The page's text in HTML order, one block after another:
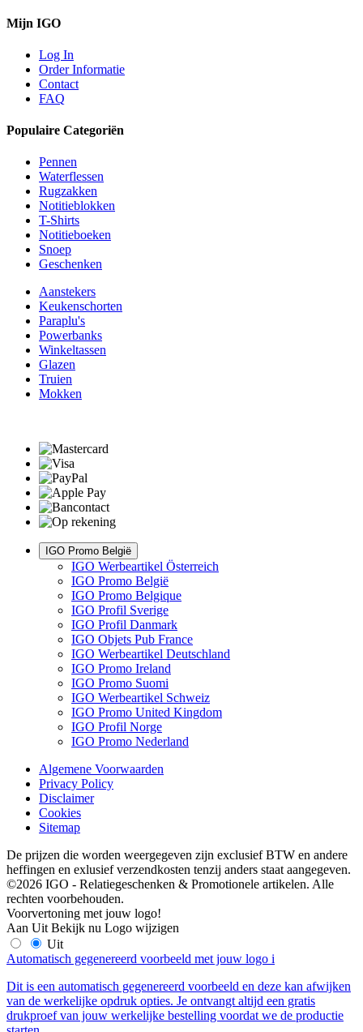
Mijn IGO
Log In
Order Informatie
Contact
FAQ
Populaire Categoriën
Pennen
Waterflessen
Rugzakken
Notitieblokken
T-Shirts
Notitieboeken
Snoep
Geschenken
Aanstekers
Keukenschorten
Paraplu's
Powerbanks
Winkeltassen
Glazen
Truien
Mokken
IGO Promo België
IGO Werbeartikel Österreich
IGO Promo België
IGO Promo Belgique
IGO Profil Sverige
IGO Profil Danmark
IGO Objets Pub France
IGO Werbeartikel Deutschland
IGO Promo Ireland
IGO Promo Suomi
IGO Werbeartikel Schweiz
IGO Promo United Kingdom
IGO Profil Norge
IGO Promo Nederland
Algemene Voorwaarden
Privacy Policy
Disclaimer
Cookies
Sitemap
De prijzen die worden weergegeven zijn exclusief BTW en andere
heffingen en exlusief verzendkosten tenzij anders staat aangegeven.
©2026 IGO - Relatiegeschenken & Promotionele artikelen. Alle
rechten voorbehouden.
Voorvertoning met jouw logo!
Aan Uit Bekijk nu Logo wijzigen
Uit
Automatisch gegenereerd voorbeeld met jouw logo i
Dit is een automatisch gegenereerd voorbeeld en deze kan afwijken
van de werkelijke opdruk opties. Je ontvangt altijd een gratis
drukproef van jouw werkelijke bestelling voordat we de productie